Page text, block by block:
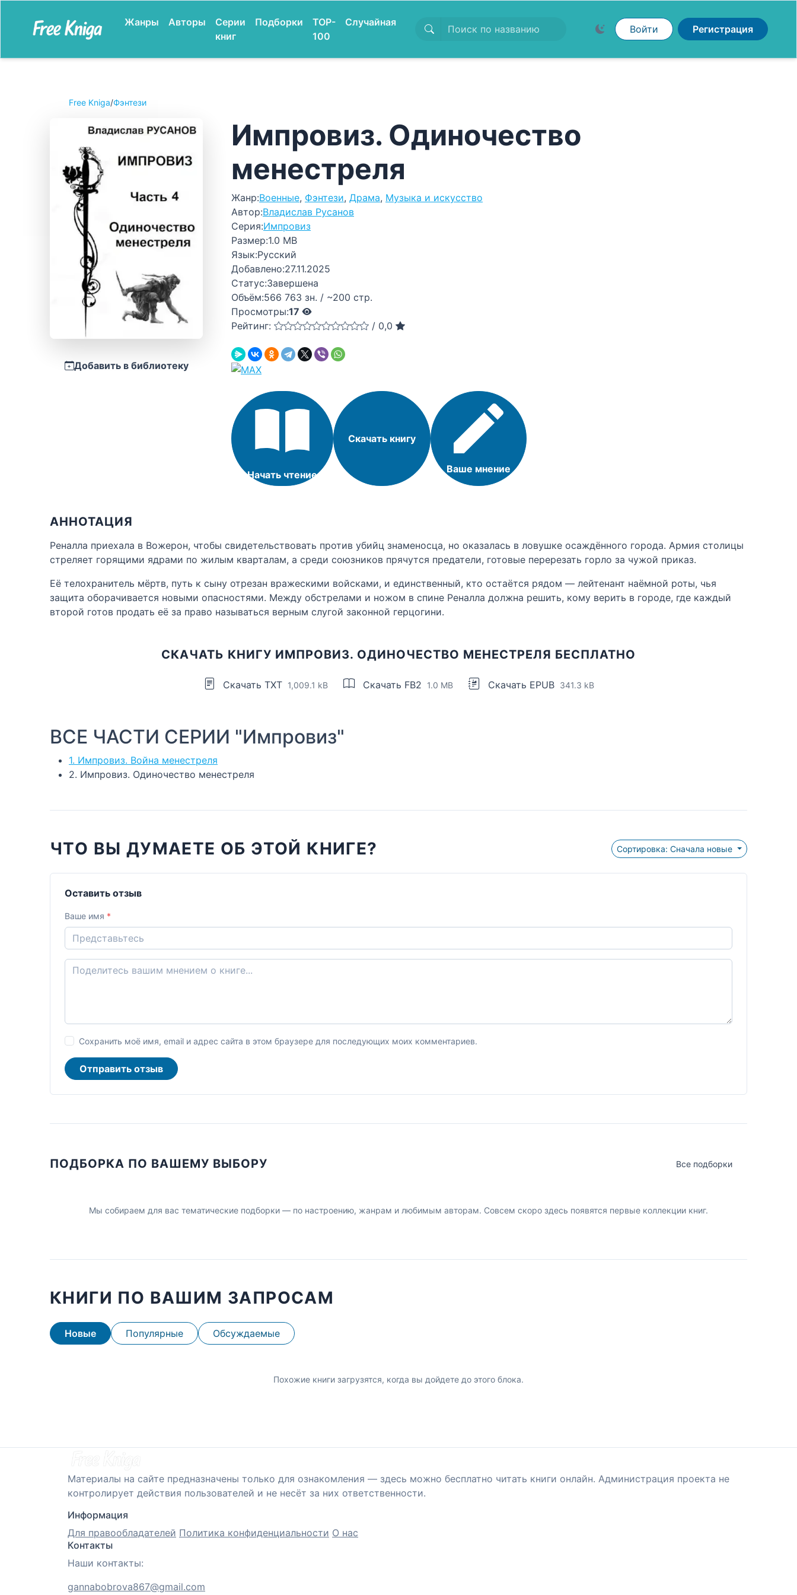
Жанры Авторы
Серии
книг
Подборки
TOP-
100
Случайная
Войти Регистрация
Free Kniga/Фэнтези
Добавить в библиотеку
Импровиз. Одиночество
менестреля
Жанр:Военные, Фэнтези, Драма, Музыка и искусство
Автор:Владислав Русанов
Серия:Импровиз
Размер:1.0 MB
Язык:Русский
Добавлено:27.11.2025
Статус:Завершена
Объём:566 763 зн. / ~200 стр.
Просмотры:17
Рейтинг:
/ 0,0
Начать чтение
Скачать книгу
Ваше мнение
АННОТАЦИЯ
Реналла приехала в Вожерон, чтобы свидетельствовать против убийц знаменосца, но оказалась в ловушке осаждённого города. Армия столицы
стреляет горящими ядрами по жилым кварталам, а среди союзников прячутся предатели, готовые перерезать горло за чужой приказ.
Её телохранитель мёртв, путь к сыну отрезан вражескими войсками, и единственный, кто остаётся рядом — лейтенант наёмной роты, чья
защита оборачивается новыми опасностями. Между обстрелами и ножом в спине Реналла должна решить, кому верить в городе, где каждый
второй готов продать её за право называться верным слугой законной герцогини.
СКАЧАТЬ КНИГУ ИМПРОВИЗ. ОДИНОЧЕСТВО МЕНЕСТРЕЛЯ БЕСПЛАТНО
Скачать TXT 1,009.1 kB Скачать FB2 1.0 MB Скачать EPUB 341.3 kB
ВСЕ ЧАСТИ СЕРИИ "Импровиз"
1. Импровиз. Война менестреля
2. Импровиз. Одиночество менестреля
ЧТО ВЫ ДУМАЕТЕ ОБ ЭТОЙ КНИГЕ? Сортировка: Сначала новые
Оставить отзыв
Ваше имя *
Сохранить моё имя, email и адрес сайта в этом браузере для последующих моих комментариев.
Отправить отзыв
ПОДБОРКА ПО ВАШЕМУ ВЫБОРУ Все подборки
Мы собираем для вас тематические подборки — по настроению, жанрам и любимым авторам. Совсем скоро здесь появятся первые коллекции книг.
КНИГИ ПО ВАШИМ ЗАПРОСАМ
Новые Популярные Обсуждаемые
Похожие книги загрузятся, когда вы дойдете до этого блока.
Материалы на сайте предназначены только для ознакомления — здесь можно бесплатно читать книги онлайн. Администрация проекта не
контролирует действия пользователей и не несёт за них ответственности.
Информация
Для правообладателей Политика конфиденциальности О нас
Контакты
Наши контакты:
gannabobrova867@gmail.com